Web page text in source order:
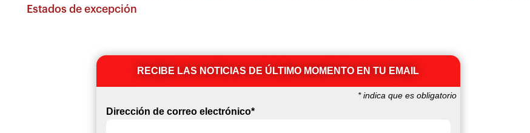
Estados de excepción
RECIBE LAS NOTICIAS DE ÚLTIMO MOMENTO EN TU EMAIL
*indica que es obligatorio
Dirección de correo electrónico*